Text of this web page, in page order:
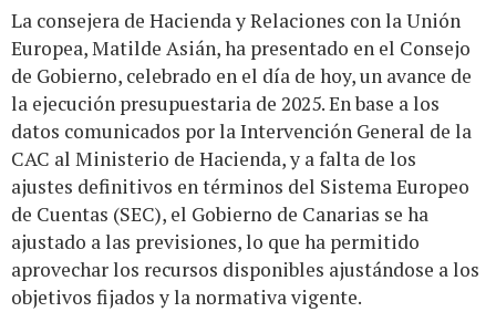
La consejera de Hacienda y Relaciones con la Unión
Europea, Matilde Asián, ha presentado en el Consejo
de Gobierno, celebrado en el día de hoy, un avance de
la ejecución presupuestaria de 2025. En base a los
datos comunicados por la Intervención General de la
CAC al Ministerio de Hacienda, y a falta de los
ajustes definitivos en términos del Sistema Europeo
de Cuentas (SEC), el Gobierno de Canarias se ha
ajustado a las previsiones, lo que ha permitido
aprovechar los recursos disponibles ajustándose a los
objetivos fijados y la normativa vigente.